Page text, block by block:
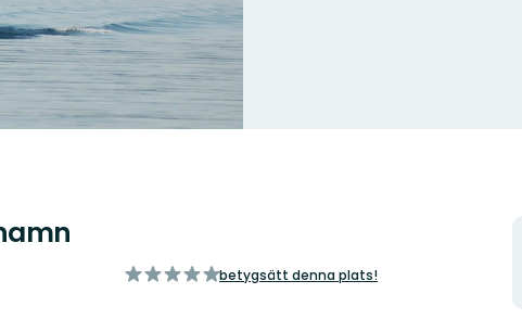
av
betygsätt denna plats!